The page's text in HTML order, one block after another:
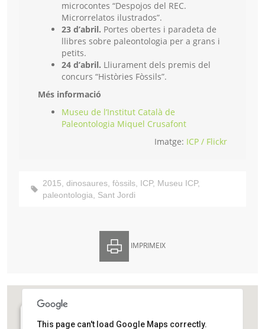
microcontes “Despojos del REC.
Microrrelatos ilustrados”.
23 d’abril. Portes obertes i paradeta de
llibres sobre paleontologia per a grans i
petits.
24 d’abril. Lliurament dels premis del
concurs “Històries Fòssils”.
Més informació
Museu de l’Institut Català de
Paleontologia Miquel Crusafont
Imatge: ICP / Flickr
2015, dinosaures, fòssils, ICP, Museu ICP,
paleontologia, Sant Jordi
IMPRIMEIX
This page can't load Google Maps correctly.